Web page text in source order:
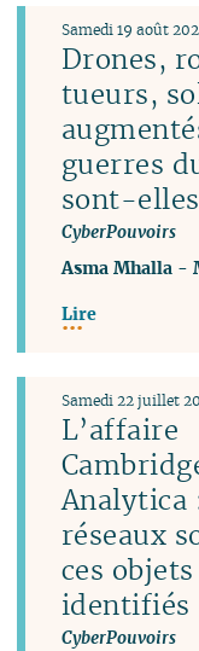
Drones,
tueurs,
guerres
sont-
CyberPouvoirs
Samedi 19 août
Asma Mhalla -
Lire
L’affaire
Analytica
réseaux
ces
identifiés
CyberPouvoirs
Samedi 22 juillet